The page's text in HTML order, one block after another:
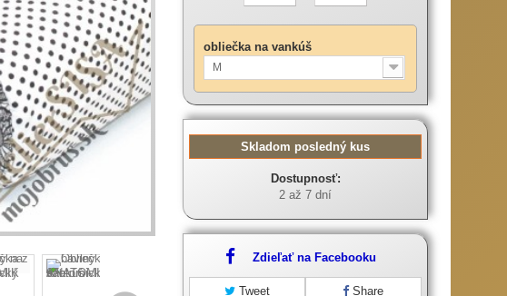
obliečka na vankúš
M
Skladom posledný kus
Dostupnosť:
2 až 7 dní
Zdieľať na Facebooku
Tweet Share